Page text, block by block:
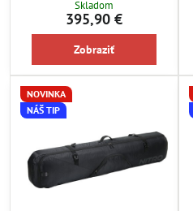
Skladom
395,90 €
Zobraziť
NOVINKA
NÁŠ TIP